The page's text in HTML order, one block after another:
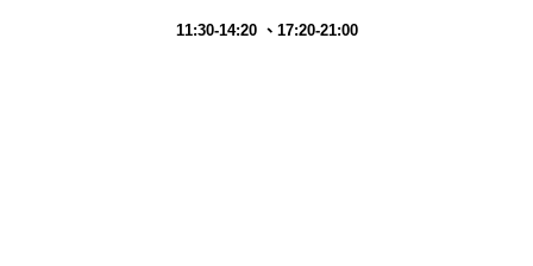
11:30-14:20 、17:20-21:00